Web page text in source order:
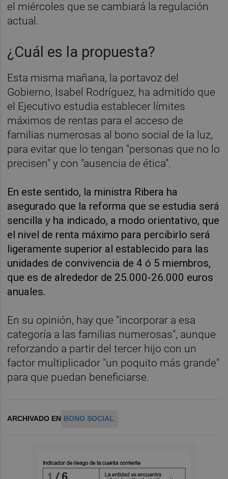
el miércoles que se cambiará la regulación
actual.
¿Cuál es la propuesta?
Esta misma mañana, la portavoz del
Gobierno, Isabel Rodríguez, ha admitido que
el Ejecutivo estudia establecer límites
máximos de rentas para el acceso de
familias numerosas al bono social de la luz,
para evitar que lo tengan "personas que no lo
precisen" y con "ausencia de ética".
En este sentido, la ministra Ribera ha
asegurado que la reforma que se estudia será
sencilla y ha indicado, a modo orientativo, que
el nivel de renta máximo para percibirlo será
ligeramente superior al establecido para las
unidades de convivencia de 4 ó 5 miembros,
que es de alrededor de 25.000-26.000 euros
anuales.
En su opinión, hay que "incorporar a esa
categoría a las familias numerosas", aunque
reforzando a partir del tercer hijo con un
factor multiplicador "un poquito más grande"
para que puedan beneficiarse.
ARCHIVADO EN BONO SOCIAL